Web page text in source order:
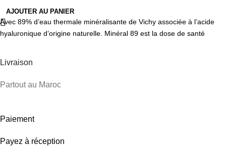
AJOUTER AU PANIER
Avec 89% d’eau thermale minéralisante de Vichy associée à l’acide
hyaluronique d’origine naturelle. Minéral 89 est la dose de santé
Livraison
Partout au Maroc
Paiement
Payez à réception